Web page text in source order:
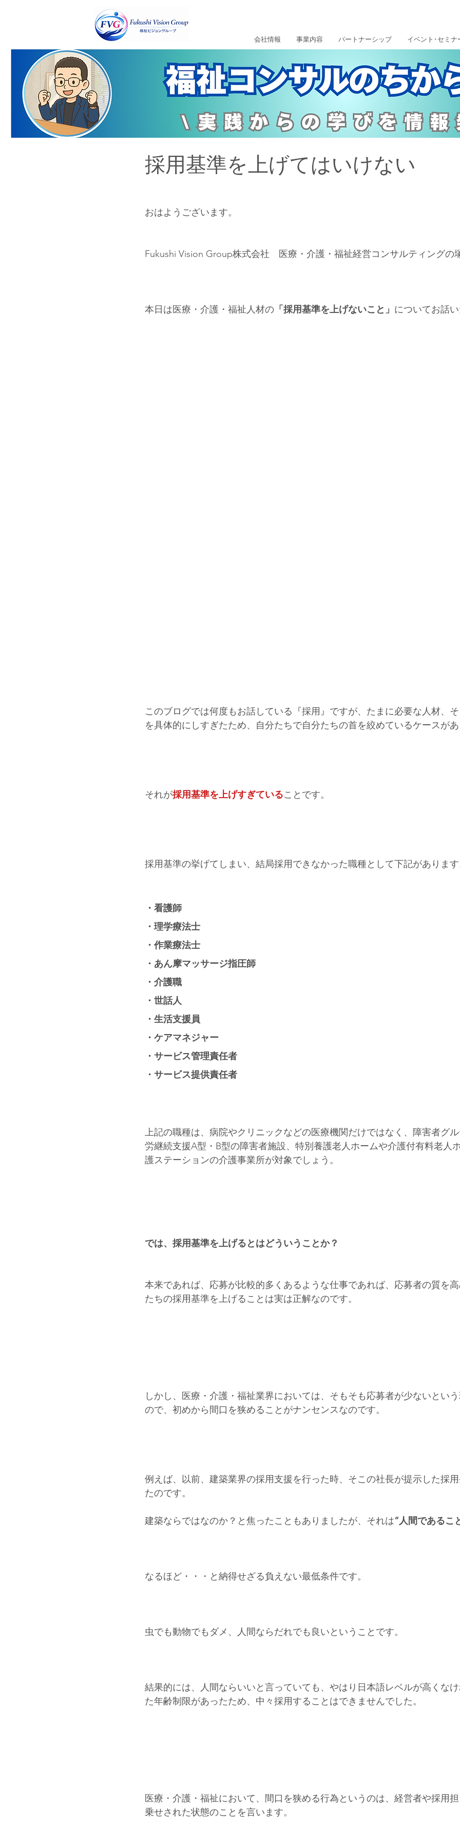
会社情報 事業内容 パートナーシップ イベント･セミナ
採用基準を上げてはいけない
おはようございます。
Fukushi Vision Group株式会社　医療・介護・福祉経営コンサルティングの
本日は医療・介護・福祉人材の 「採用基準を上げないこと」 についてお話い
このブログでは何度もお話している『採用』ですが、たまに必要な人材、
を具体的にしすぎたため、自分たちで自分たちの首を絞めているケースがあ
それが採用基準を上げすぎていることです。
採用基準の挙げてしまい、結局採用できなかった職種として下記があります
・看護師
・理学療法士
・作業療法士
・あん摩マッサージ指圧師
・介護職
・世話人
・生活支援員
・ケアマネジャー
・サービス管理責任者
・サービス提供責任者
上記の職種は、病院やクリニックなどの医療機関だけではなく、障害者グ
労継続支援A型・B型の障害者施設、特別養護老人ホームや介護付有料老人
護ステーションの介護事業所が対象でしょう。
では、採用基準を上げるとはどういうことか？
本来であれば、応募が比較的多くあるような仕事であれば、応募者の質を
たちの採用基準を上げることは実は正解なのです。
しかし、医療・介護・福祉業界においては、そもそも応募者が少ないとい
ので、初めから間口を狭めることがナンセンスなのです。
例えば、以前、建築業界の採用支援を行った時、そこの社長が提示した採
たのです。
建築ならではなのか？と焦ったこともありましたが、それは”人間であるこ
なるほど・・・と納得せざる負えない最低条件です。
虫でも動物でもダメ、人間ならだれでも良いということです。
結果的には、人間ならいいと言っていても、やはり日本語レベルが高くな
た年齢制限があったため、中々採用することはできませんでした。
医療・介護・福祉において、間口を狭める行為というのは、経営者や採用
乗せされた状態のことを言います。